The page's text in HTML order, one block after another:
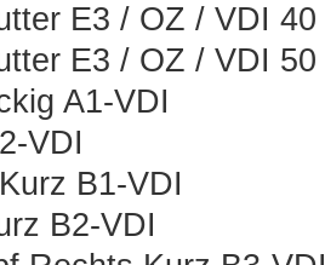
E3 / OZ / VDI 40
E3 / OZ / VDI 50
A1-VDI
VDI
B1-VDI
B2-VDI